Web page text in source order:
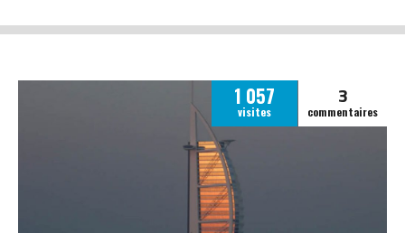
1 057
visites
3
commentaires